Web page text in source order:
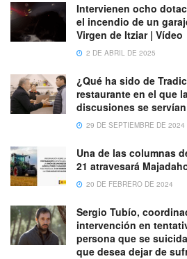
Intervienen ocho
el incendio de un
Virgen de Itziar | Vídeo
2 DE ABRIL DE 2025
¿Qué ha sido de
restaurante en el que
discusiones se
29 DE SEPTIEMBRE DE 2024
Una de las columnas
21 atravesará
20 DE FEBRERO DE 2024
Sergio Tubío,
intervención en
persona que se
que desea dejar de